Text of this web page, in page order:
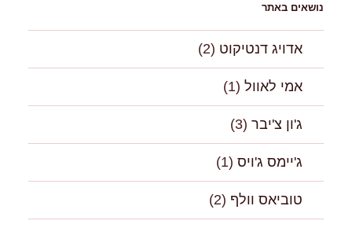
נושאים באתר
אדויג דנטיקוט (2)
אמי לאוול (1)
ג'ון צ'יבר (3)
ג'יימס ג'ויס (1)
טוביאס וולף (2)